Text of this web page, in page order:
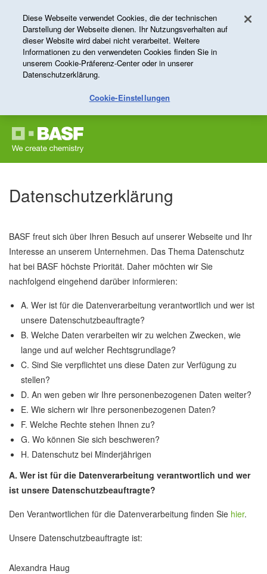
Datenschutzerklärung
BASF freut sich über Ihren Besuch auf unserer Webseite und Ihr
Interesse an unserem Unternehmen. Das Thema Datenschutz
hat bei BASF höchste Priorität. Daher möchten wir Sie
nachfolgend eingehend darüber informieren:
A. Wer ist für die Datenverarbeitung verantwortlich und wer ist
unsere Datenschutzbeauftragte?
B. Welche Daten verarbeiten wir zu welchen Zwecken, wie
lange und auf welcher Rechtsgrundlage?
C. Sind Sie verpflichtet uns diese Daten zur Verfügung zu
stellen?
D. An wen geben wir Ihre personenbezogenen Daten weiter?
E. Wie sichern wir Ihre personenbezogenen Daten?
F. Welche Rechte stehen Ihnen zu?
G. Wo können Sie sich beschweren?
H. Datenschutz bei Minderjährigen
A. Wer ist für die Datenverarbeitung verantwortlich und wer
ist unsere Datenschutzbeauftragte?
Den Verantwortlichen für die Datenverarbeitung finden Sie hier.
Unsere Datenschutzbeauftragte ist:
Alexandra Haug
Diese Webseite verwendet Cookies, die der technischen
Darstellung der Webseite dienen. Ihr Nutzungsverhalten auf
dieser Website wird dabei nicht verarbeitet. Weitere
Informationen zu den verwendeten Cookies finden Sie in
unserem Cookie-Präferenz-Center oder in unserer
Datenschutzerklärung.
Cookie-Einstellungen